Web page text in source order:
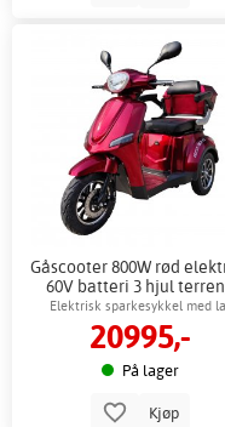
Gåscooter 800W rød
60V batteri 3 hjul
Elektrisk sparkesykkel med
rekkevidde og komfort
20995,-
På lager
Kjøp